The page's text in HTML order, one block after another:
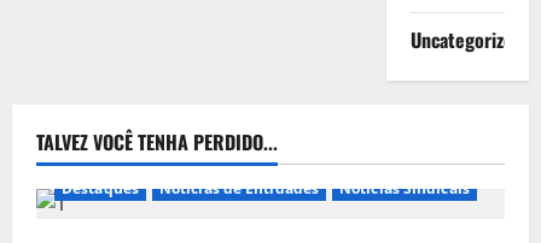
Uncategorized
TALVEZ VOCÊ TENHA PERDIDO...
Destaques Notícias de Entidades Notícias Sindicais